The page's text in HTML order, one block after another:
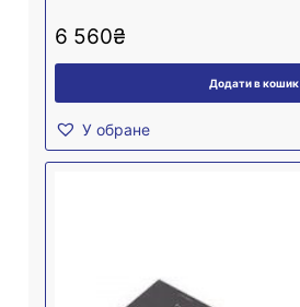
6 560₴
Додати в кошик
У обране